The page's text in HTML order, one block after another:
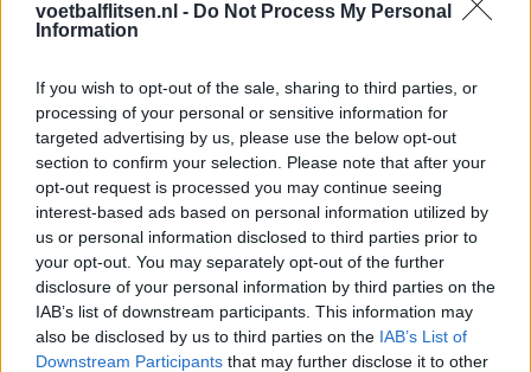
voetbalflitsen.nl - Do Not Process My Personal
Information
If you wish to opt-out of the sale, sharing to third parties, or
processing of your personal or sensitive information for
targeted advertising by us, please use the below opt-out
section to confirm your selection. Please note that after your
opt-out request is processed you may continue seeing
interest-based ads based on personal information utilized by
us or personal information disclosed to third parties prior to
your opt-out. You may separately opt-out of the further
disclosure of your personal information by third parties on the
IAB’s list of downstream participants. This information may
also be disclosed by us to third parties on the IAB’s List of
Downstream Participants that may further disclose it to other
appartement op Amsterdamse Zuidas
Ajax: 'Hier gaan fans van genieten'
Resterend oefenprogramma Ajax: waar zijn de
duels te zien
Ajax groeit onder Míchel, maar transfermarkt
blijft cruciaal
Ajax-talent Mohamed Abdalla schrijft Europese
geschiedenis